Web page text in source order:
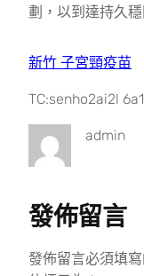
劃，以到達持久
新竹 子宮頸疫苗
TC:senho2ai2l
admin
發佈留言
發佈留言必須填